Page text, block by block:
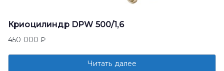
Криоцилиндр DPW 500/1,6
450 000₽
Читать далее